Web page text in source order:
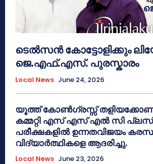
ടെൽസൻ കോട്ടോളിക്കും
ജെ.എഫ്.എസ്. പുരസ്കാരം
Local News June 24, 2026
യൂത്ത് കോൺഗ്രസ്സ്
കമ്മറ്റി എസ് എസ് എൽ സി
പരീക്ഷകളിൽ ഉന്നതവിജയം
വിദ്യാർത്ഥികളെ ആദരിച്ചു.
Local News June 23, 2026